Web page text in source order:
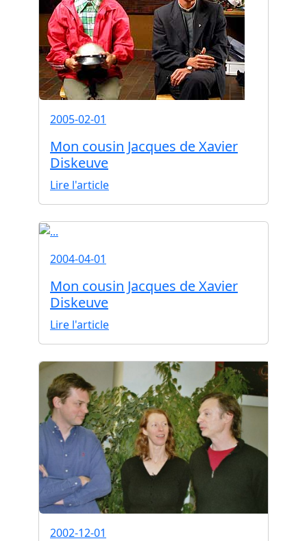
2005-02-01
Mon cousin Jacques de Xavier
Diskeuve
Lire l'article
2004-04-01
Mon cousin Jacques de Xavier
Diskeuve
Lire l'article
2002-12-01